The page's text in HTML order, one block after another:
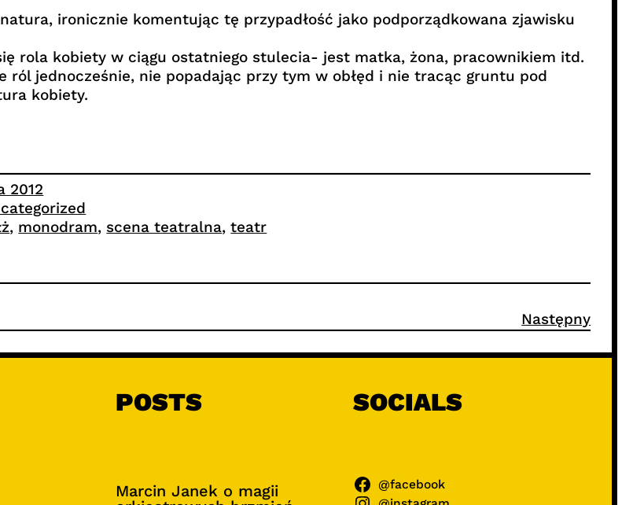
ironicznie komentując tę przypadłość jako podporządkowana zjawisku
rola kobiety w ciągu ostatniego stulecia- jest matka, żona, pracownikiem itd.
jednocześnie, nie popadając przy tym w obłęd i nie tracąc gruntu pod
kobiety.
2012
, monodram, scena teatralna, teatr
Następny
POSTS
Marcin Janek o magii
SOCIALS
@facebook